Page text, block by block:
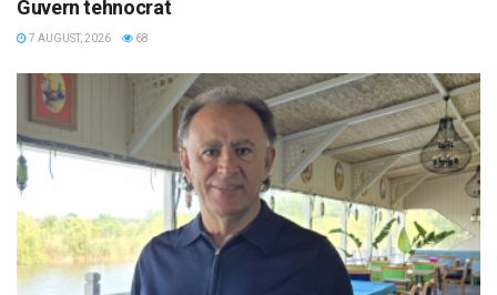
Guvern tehnocrat
7 AUGUST, 2026 68